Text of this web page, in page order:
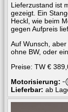
Lieferzustand ist
gezeigt. Ein
Heckl, wie beim
gegen Aufpreis
Auf Wunsch,
ohne BW, oder
Preise: TW €
Motorisierung:
Lieferbar: ab